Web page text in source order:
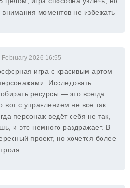
моментов не избежать.
February 2026 16:55
игра с красивым артом
Исследовать
ресурсы — это всегда
вот с управлением не всё так
персонаж ведёт себя не так,
и это немного раздражает. В
проект, но хочется более